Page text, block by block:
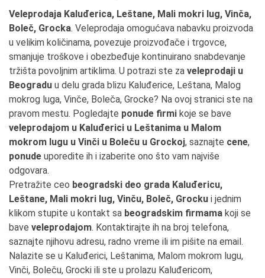
Veleprodaja Kaluđerica, Leštane, Mali mokri lug, Vinča,
Boleč, Grocka. Veleprodaja omogućava nabavku proizvoda
u velikim količinama, povezuje proizvođače i trgovce,
smanjuje troškove i obezbeđuje kontinuirano snabdevanje
tržišta povoljnim artiklima. U potrazi ste za veleprodaji u
Beogradu u delu grada blizu Kaluđerice, Leštana, Malog
mokrog luga, Vinče, Boleča, Grocke? Na ovoj stranici ste na
pravom mestu. Pogledajte ponude firmi koje se bave
veleprodajom u Kaluđerici u Leštanima u Malom
mokrom lugu u Vinči u Boleču u Grockoj, saznajte cene,
ponude uporedite ih i izaberite ono što vam najviše
odgovara.
Pretražite ceo beogradski deo grada Kaluđericu,
Leštane, Mali mokri lug, Vinču, Boleč, Grocku i jednim
klikom stupite u kontakt sa beogradskim firmama koji se
bave veleprodajom. Kontaktirajte ih na broj telefona,
saznajte njihovu adresu, radno vreme ili im pišite na email.
Nalazite se u Kaluđerici, Leštanima, Malom mokrom lugu,
Vinči, Boleču, Grocki ili ste u prolazu Kaluđericom,